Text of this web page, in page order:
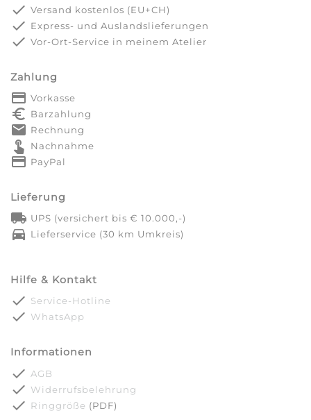
done Versand kostenlos (EU+CH)
done Express- und Auslandslieferungen
done Vor-Ort-Service in meinem Atelier
Zahlung
payment Vorkasse
euro_symbol Barzahlung
markunread Rechnung
touch_app Nachnahme
credit_card PayPal
Lieferung
local_shipping UPS (versichert bis € 10.000,-)
directions_car Lieferservice (30 km Umkreis)
Hilfe & Kontakt
done Service-Hotline
done WhatsApp
Informationen
done AGB
done Widerrufsbelehrung
done Ringgröße (PDF)